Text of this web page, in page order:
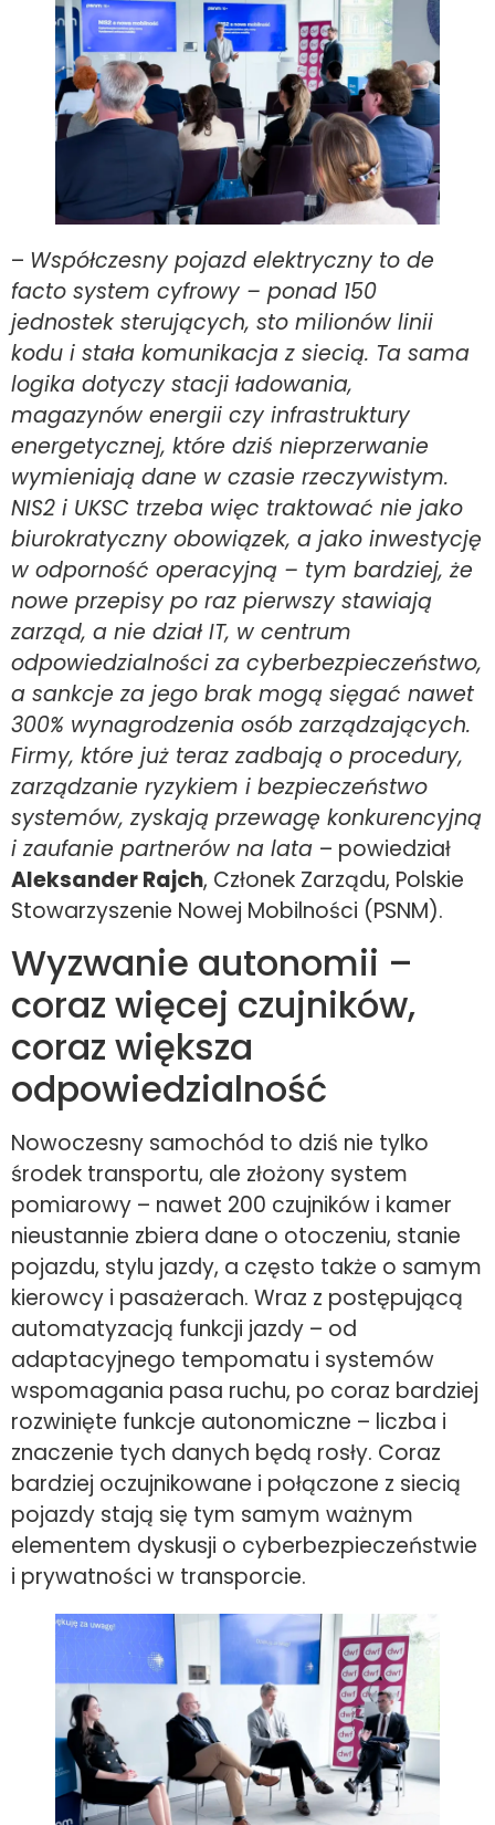
– Współczesny pojazd elektryczny to de
facto system cyfrowy – ponad 150
jednostek sterujących, sto milionów linii
kodu i stała komunikacja z siecią. Ta sama
logika dotyczy stacji ładowania,
magazynów energii czy infrastruktury
energetycznej, które dziś nieprzerwanie
wymieniają dane w czasie rzeczywistym.
NIS2 i UKSC trzeba więc traktować nie jako
biurokratyczny obowiązek, a jako inwestycję
w odporność operacyjną – tym bardziej, że
nowe przepisy po raz pierwszy stawiają
zarząd, a nie dział IT, w centrum
odpowiedzialności za cyberbezpieczeństwo,
a sankcje za jego brak mogą sięgać nawet
300% wynagrodzenia osób zarządzających.
Firmy, które już teraz zadbają o procedury,
zarządzanie ryzykiem i bezpieczeństwo
systemów, zyskają przewagę konkurencyjną
i zaufanie partnerów na lata – powiedział
Aleksander Rajch, Członek Zarządu, Polskie
Stowarzyszenie Nowej Mobilności (PSNM).
Wyzwanie autonomii –
coraz więcej czujników,
coraz większa
odpowiedzialność
Nowoczesny samochód to dziś nie tylko
środek transportu, ale złożony system
pomiarowy – nawet 200 czujników i kamer
nieustannie zbiera dane o otoczeniu, stanie
pojazdu, stylu jazdy, a często także o samym
kierowcy i pasażerach. Wraz z postępującą
automatyzacją funkcji jazdy – od
adaptacyjnego tempomatu i systemów
wspomagania pasa ruchu, po coraz bardziej
rozwinięte funkcje autonomiczne – liczba i
znaczenie tych danych będą rosły. Coraz
bardziej oczujnikowane i połączone z siecią
pojazdy stają się tym samym ważnym
elementem dyskusji o cyberbezpieczeństwie
i prywatności w transporcie.